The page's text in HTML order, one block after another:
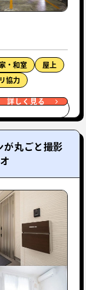
・和室 屋上
協力
詳しく見る
が丸ごと撮影